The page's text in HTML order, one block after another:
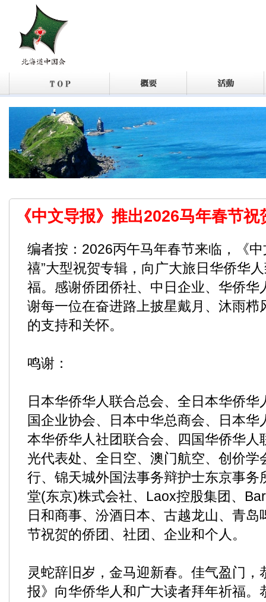
《中文导报》推出2026马年春节祝
编者按：2026丙午马年春节来临，《
禧”大型祝贺专辑，向广大旅日华侨华
福。感谢侨团侨社、中日企业、华侨华
谢每一位在奋进路上披星戴月、沐雨栉
的支持和关怀。
鸣谢：
日本华侨华人联合总会、全日本华侨
国企业协会、日本中华总商会、日本华
本华侨华人社团联合会、四国华侨华人
光代表处、全日空、澳门航空、创价学
行、锦天城外国法事务辩护士东京事务
堂(东京)株式会社、Laox控股集团、
日和商事、汾酒日本、古越龙山、青
节祝贺的侨团、社团、企业和个人。
灵蛇辞旧岁，金马迎新春。佳气盈门，
报》向华侨华人和广大读者拜年祈福。